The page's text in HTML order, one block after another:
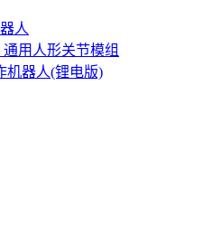
人
通用人形关节模组
机器人(锂电版)